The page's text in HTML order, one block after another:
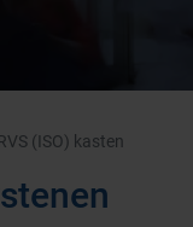
(ISO) kasten